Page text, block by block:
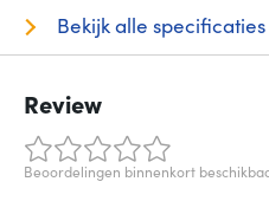
Bekijk alle specificaties
Review
Beoordelingen binnenkort